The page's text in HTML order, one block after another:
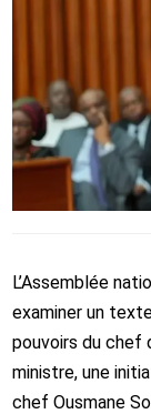
L’Assemblée
examiner un
pouvoirs du chef
ministre, une
chef Ousmane